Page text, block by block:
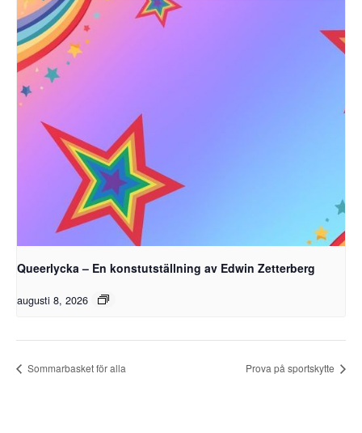
Queerlycka – En konstutställning av Edwin Zetterberg
augusti 8, 2026
Sommarbasket för alla Prova på sportskytte